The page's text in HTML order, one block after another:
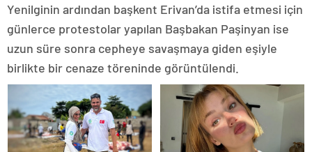
Yenilginin ardından başkent Erivan’da istifa etmesi için
günlerce protestolar yapılan Başbakan Paşinyan ise
uzun süre sonra cepheye savaşmaya giden eşiyle
birlikte bir cenaze töreninde görüntülendi.